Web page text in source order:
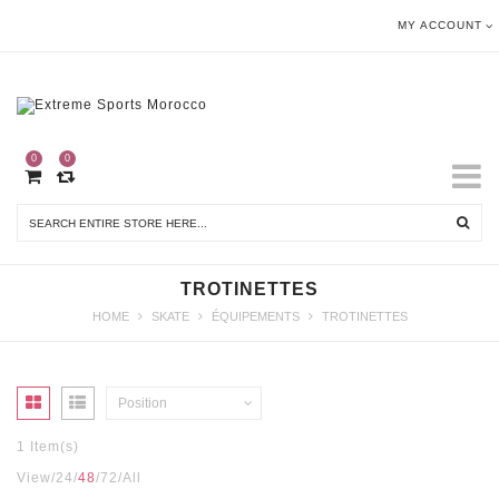
MY ACCOUNT
0 0
TROTINETTES
HOME SKATE ÉQUIPEMENTS TROTINETTES
Position
1 Item(s)
View 24 48 72 All